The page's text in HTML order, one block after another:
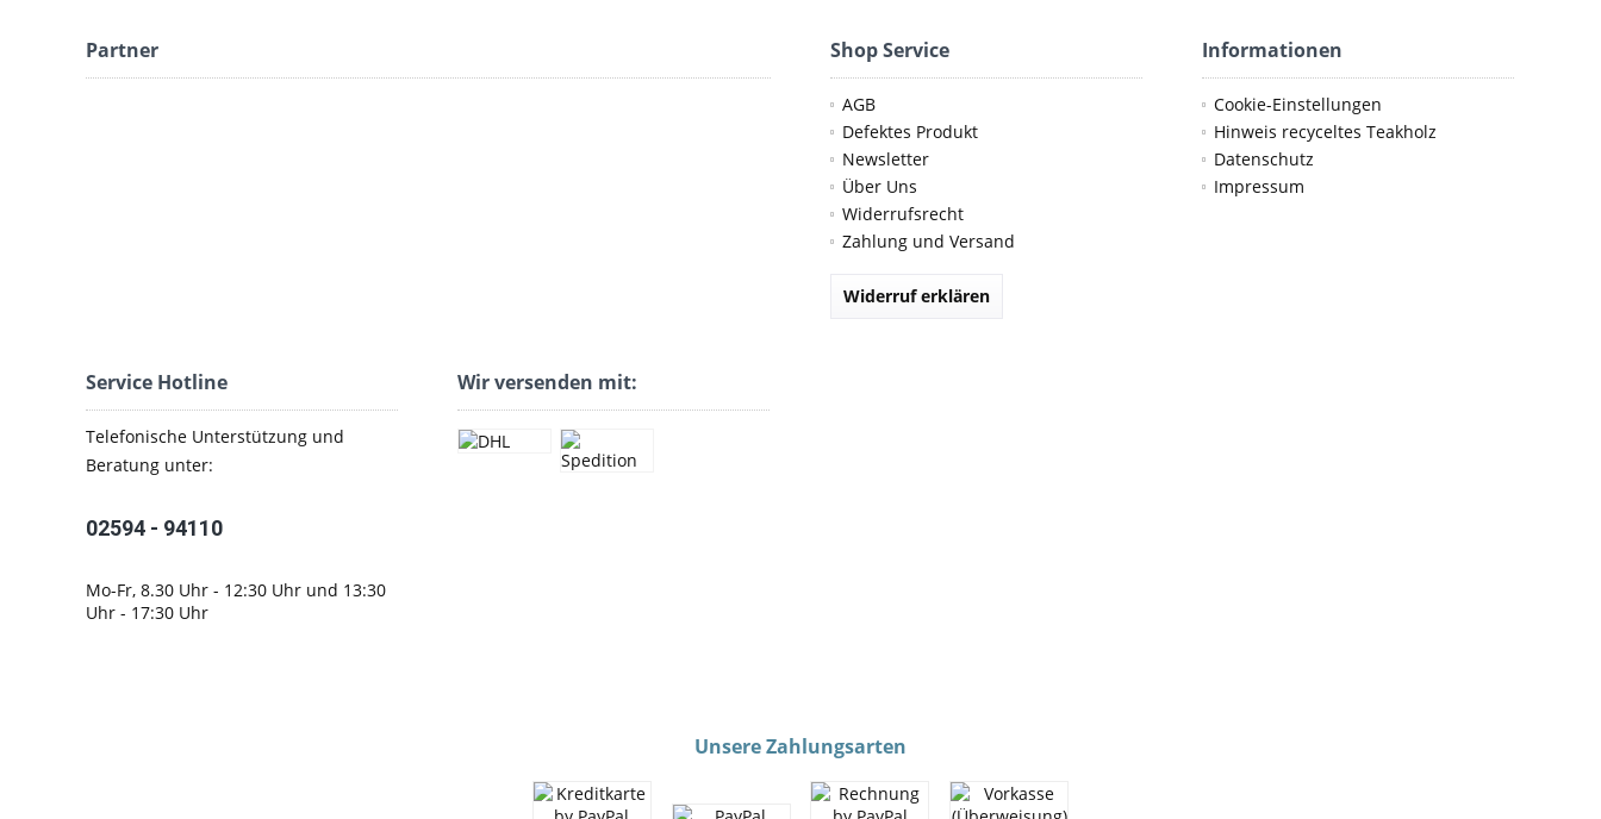
Partner Shop Service
AGB
Defektes Produkt
Newsletter
Über Uns
Widerrufsrecht
Zahlung und Versand
Widerruf erklären
Informationen
Cookie-Einstellungen
Hinweis recyceltes Teakholz
Datenschutz
Impressum
Service Hotline
Telefonische Unterstützung und
Beratung unter:
02594 - 94110
Mo-Fr, 8.30 Uhr - 12:30 Uhr und 13:30
Uhr - 17:30 Uhr
Wir versenden mit:
Unsere Zahlungsarten